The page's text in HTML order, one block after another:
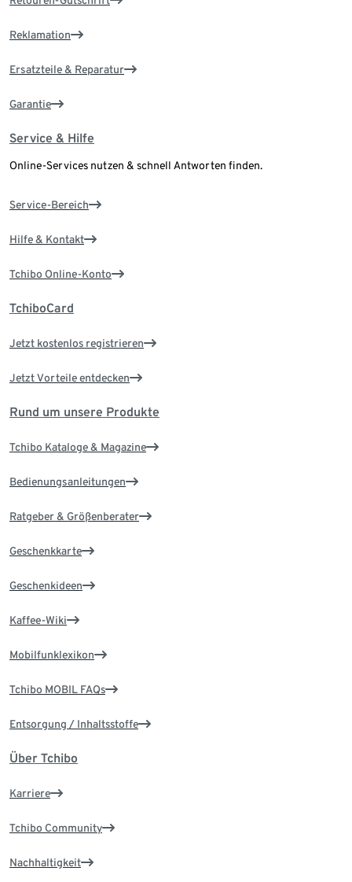
Reklamation
Ersatzteile & Reparatur
Garantie
Service & Hilfe
Online-Services nutzen & schnell Antworten finden.
Service-Bereich
Hilfe & Kontakt
Tchibo Online-Konto
TchiboCard
Jetzt kostenlos registrieren
Jetzt Vorteile entdecken
Rund um unsere Produkte
Tchibo Kataloge & Magazine
Bedienungsanleitungen
Ratgeber & Größenberater
Geschenkkarte
Geschenkideen
Kaffee-Wiki
Mobilfunklexikon
Tchibo MOBIL FAQs
Entsorgung / Inhaltsstoffe
Über Tchibo
Karriere
Tchibo Community
Nachhaltigkeit